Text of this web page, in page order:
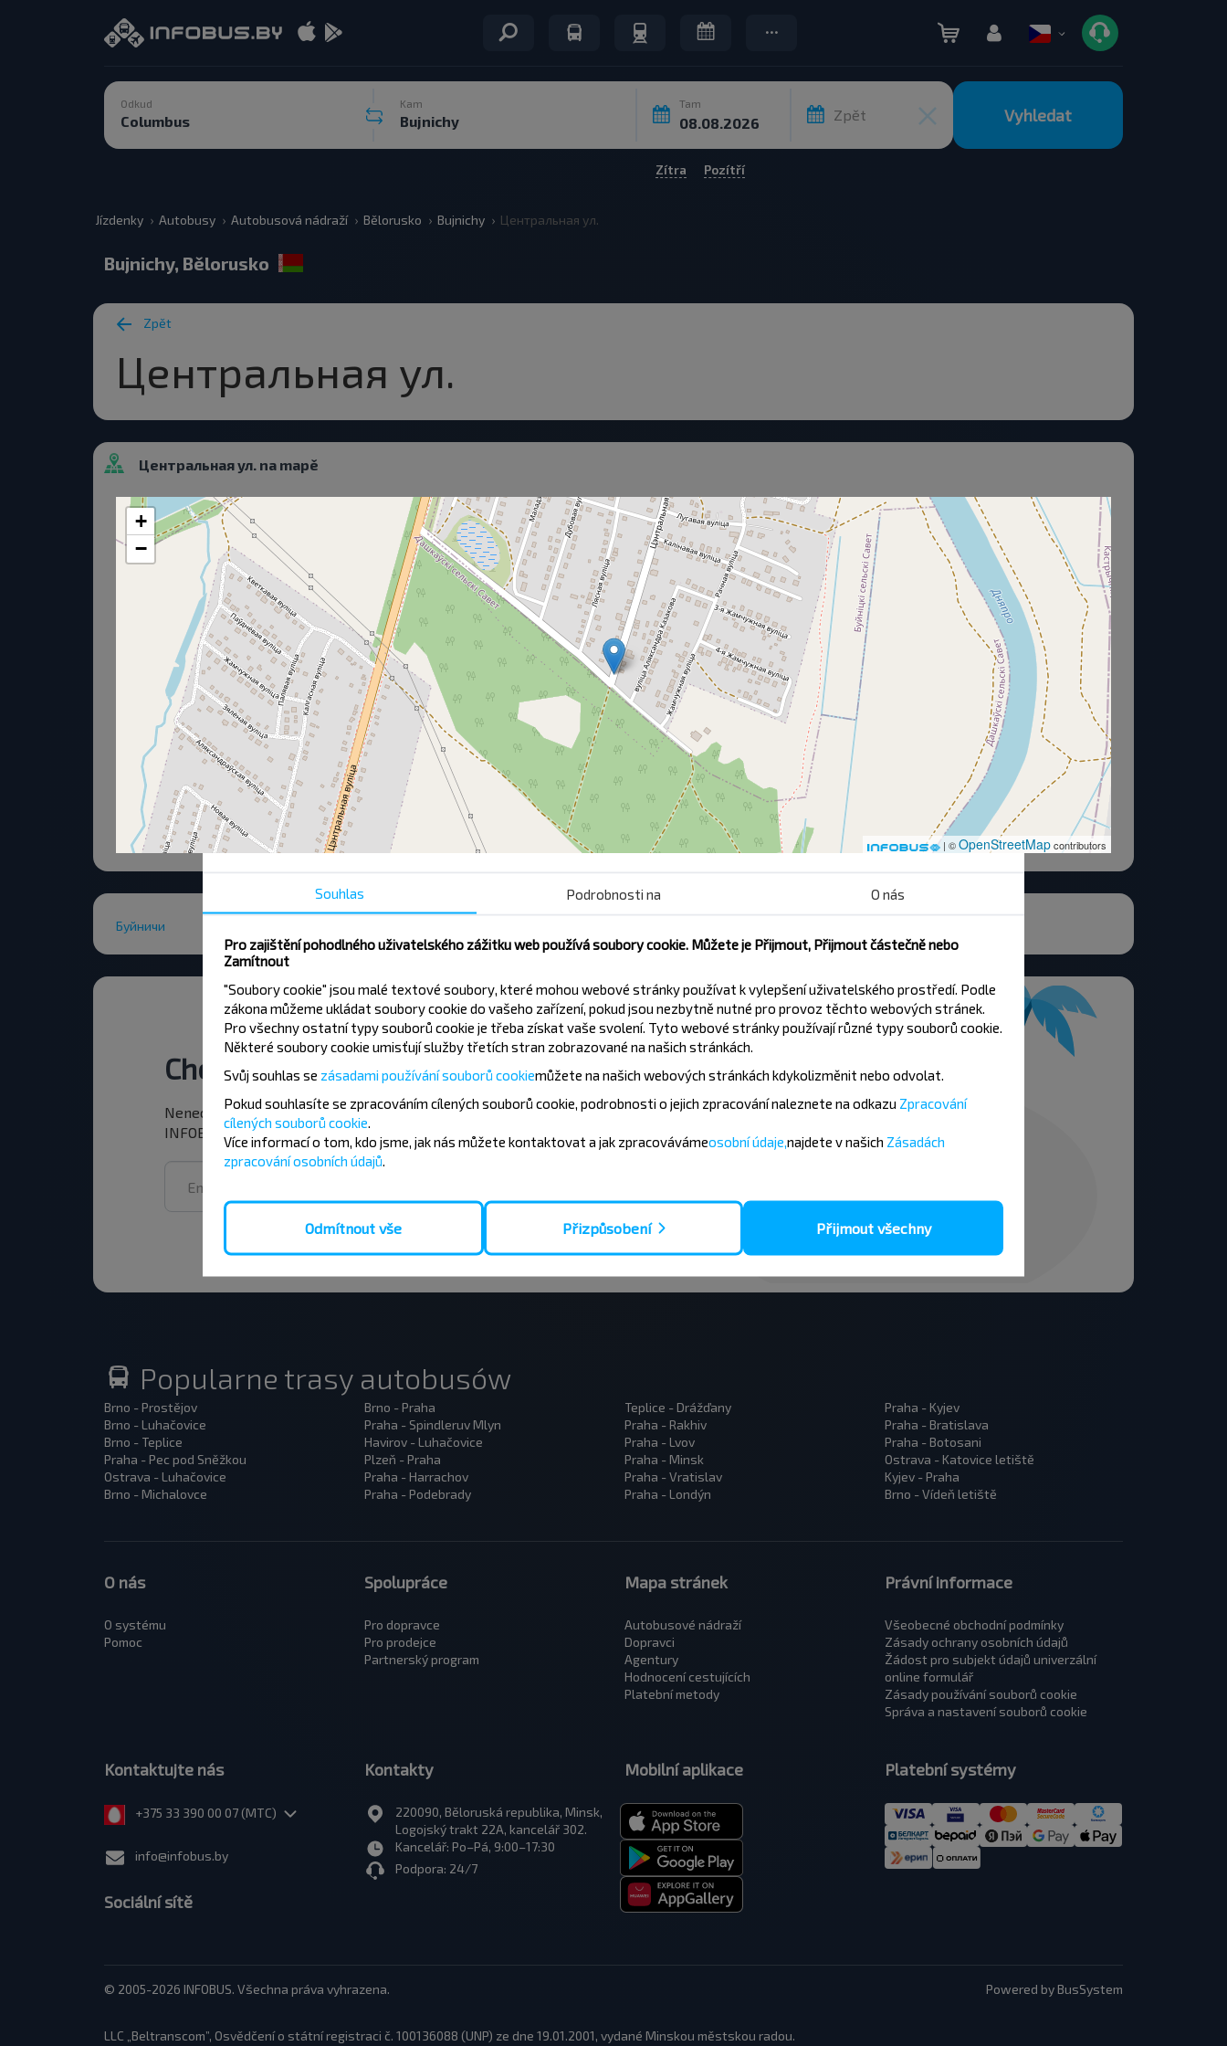
Odkud Kam Tam
Zpět Vyhledat
Zítra Pozítří
Jízdenky Autobusy Autobusová nádraží Bělorusko Bujnichy Центральная ул.
Bujnichy, Bělorusko
Zpět
Центральная ул.
Центральная ул. na mapě
+
−
| ©OpenStreetMapcontributors
Буйничи
Chcete cestovat levněji?
Nenechte si ujít akce, slevy a další zajímavé nabídky od společnosti
INFOBUS. Přihlaste se k odběru novinek a cestujte s námi levněji!
Popularne trasy autobusów
Brno - Prostějov
Brno - Luhačovice
Brno - Teplice
Praha - Pec pod Sněžkou
Ostrava - Luhačovice
Brno - Michalovce
Brno - Praha
Praha - Spindleruv Mlyn
Havirov - Luhačovice
Plzeň - Praha
Praha - Harrachov
Praha - Podebrady
Teplice - Drážďany
Praha - Rakhiv
Praha - Lvov
Praha - Minsk
Praha - Vratislav
Praha - Londýn
Praha - Kyjev
Praha - Bratislava
Praha - Botosani
Ostrava - Katovice letiště
Kyjev - Praha
Brno - Vídeň letiště
O nás
O systému
Pomoc
Spolupráce
Pro dopravce
Pro prodejce
Partnerský program
Mapa stránek
Autobusové nádraží
Dopravci
Agentury
Hodnocení cestujících
Platební metody
Právní informace
Všeobecné obchodní podmínky
Zásady ochrany osobních údajů
Žádost pro subjekt údajů univerzální
оnline formulář
Zásady používání souborů cookie
Správa a nastavení souborů cookie
Kontaktujte nás
+375 33 390 00 07 (МТС)
info@infobus.by
Sociální sítě
Kontakty
220090, Běloruská republika, Minsk,
Logojský trakt 22A, kancelář 302.
Kancelář: Po–Pá, 9:00–17:30
Podpora: 24/7
Mobilní aplikace Platební systémy
© 2005-2026 INFOBUS. Všechna práva vyhrazena. Powered by BusSystem
LLC „Beltranscom”, Osvědčení o státní registraci č. 100136088 (UNP) ze dne 19.01.2001, vydané Minskou městskou radou.
Souhlas Podrobnosti na O nás
Pro zajištění pohodlného uživatelského zážitku web používá soubory cookie. Můžete je Přijmout, Přijmout částečně nebo
Zamítnout
"Soubory cookie" jsou malé textové soubory, které mohou webové stránky používat k vylepšení uživatelského prostředí. Podle
zákona můžeme ukládat soubory cookie do vašeho zařízení, pokud jsou nezbytně nutné pro provoz těchto webových stránek.
Pro všechny ostatní typy souborů cookie je třeba získat vaše svolení. Tyto webové stránky používají různé typy souborů cookie.
Některé soubory cookie umisťují služby třetích stran zobrazované na našich stránkách.
Svůj souhlas se zásadami používání souborů cookiemůžete na našich webových stránkách kdykolizměnit nebo odvolat.
Pokud souhlasíte se zpracováním cílených souborů cookie, podrobnosti o jejich zpracování naleznete na odkazu Zpracování
cílených souborů cookie
Více informací o tom, kdo jsme, jak nás můžete kontaktovat a jak zpracovávámeosobní údaje, najdete v našich Zásadách
zpracování osobních údajů
Odmítnout vše Přizpůsobení Přijmout všechny